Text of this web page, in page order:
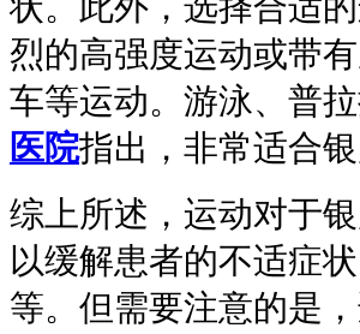
状。此外，选择合适
烈的高强度运动或带
车等运动。游泳、普
医院指出，非常适合银
综上所述，运动对于
以缓解患者的不适症
等。但需要注意的是